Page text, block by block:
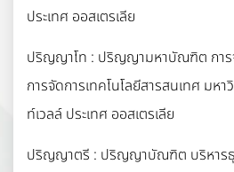
ประเทศ ออสเตรเลีย
ปริญญาโท : ปริญญามหาบัณฑิต การจั
การจัดการเทคโนโลยีสารสนเทศ มห
ท์เวลล์ ประเทศ ออสเตรเลีย
ปริญญาตรี : ปริญญาบัณฑิต บริหารธุ